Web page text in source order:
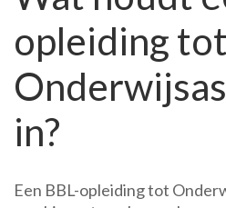
opleiding tot
in?
Een BBL-opleiding tot